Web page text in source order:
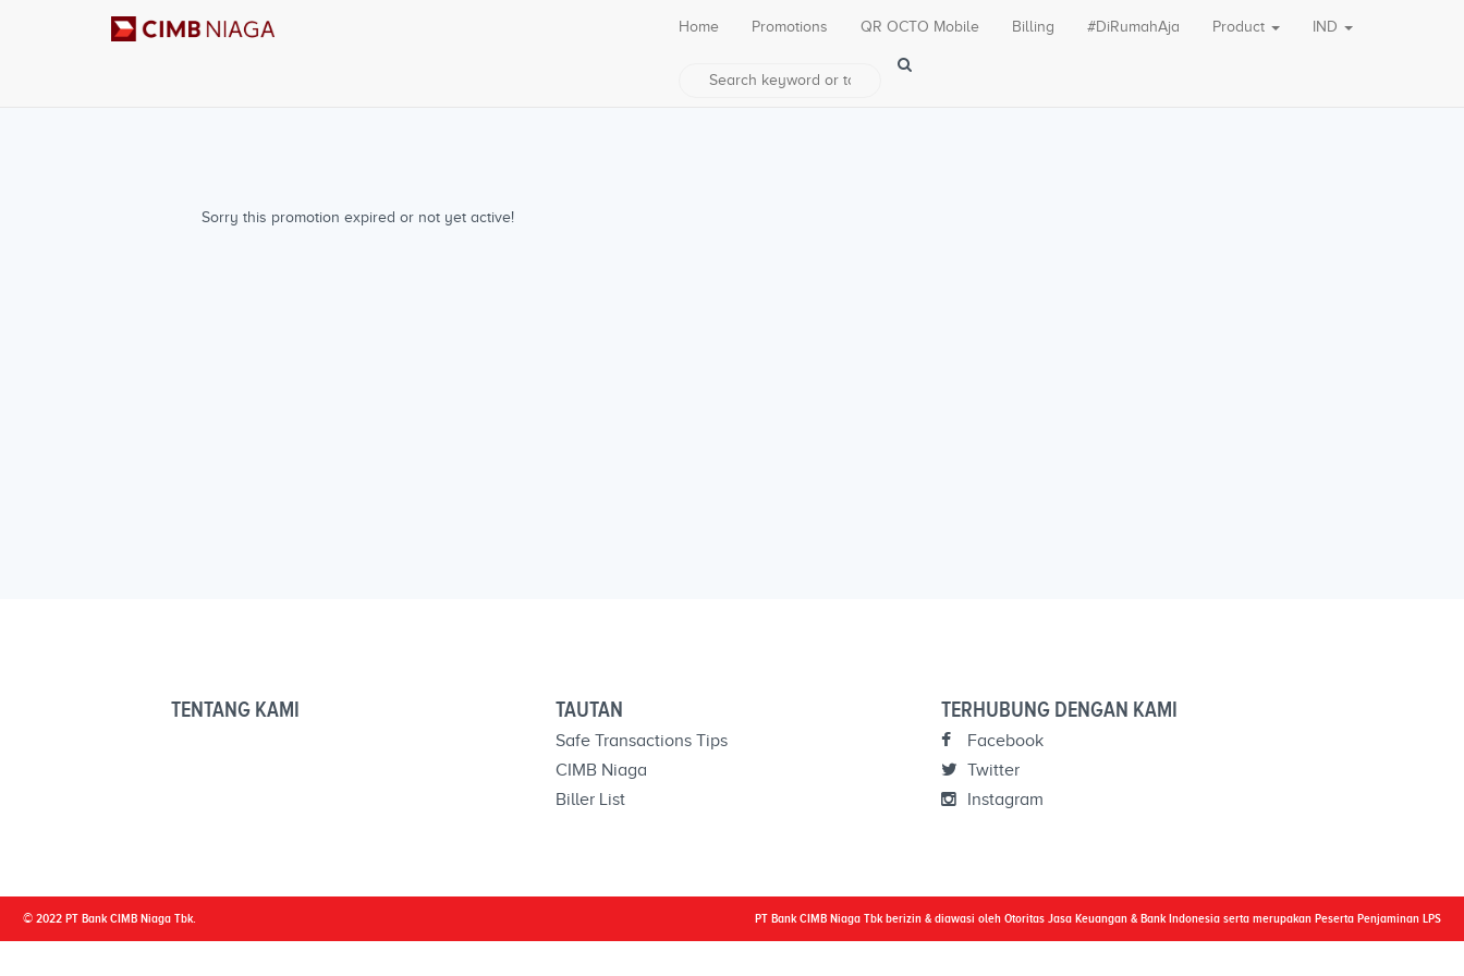
Sorry this promotion expired or not yet active!
Home Promotions QR OCTO Mobile Billing #DiRumahAja Product IND
TENTANG KAMI TAUTAN
Safe Transactions Tips
CIMB Niaga
Biller List
TERHUBUNG DENGAN KAMI
Facebook
Twitter
Instagram
© 2022 PT Bank CIMB Niaga Tbk. PT Bank CIMB Niaga Tbk berizin & diawasi oleh Otoritas Jasa Keuangan & Bank Indonesia serta merupakan Peserta Penjaminan LPS